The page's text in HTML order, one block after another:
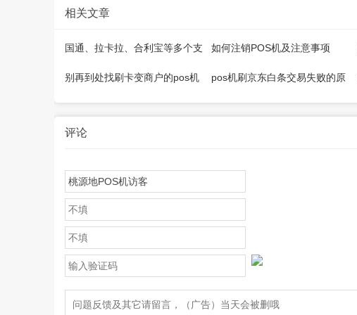
相关文章
国通、拉卡拉、合利宝等多个支
付公司推出微智能pos机
如何注销POS机及注意事项
别再到处找刷卡变商户的pos机
pos机刷京东白条交易失败的原
评论